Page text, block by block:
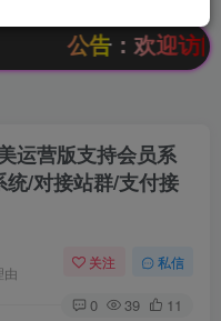
告：欢迎访问辰光
运营版支持会员系
/对接站群/支付接
由
关注 私信
0 39 11